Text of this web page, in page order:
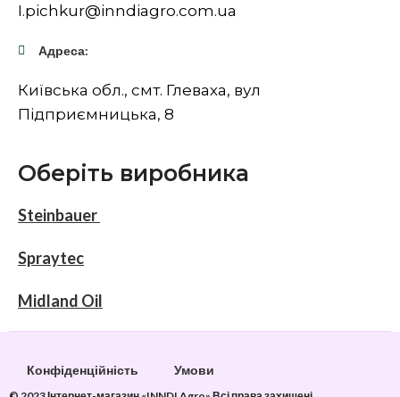
I.pichkur@inndiagro.com.ua
Адреса:
Київська обл., смт. Глеваха, вул
Підприємницька, 8
Оберіть виробника
Steinbauer
Spraytec
Midland Oil
Конфіденційність Умови